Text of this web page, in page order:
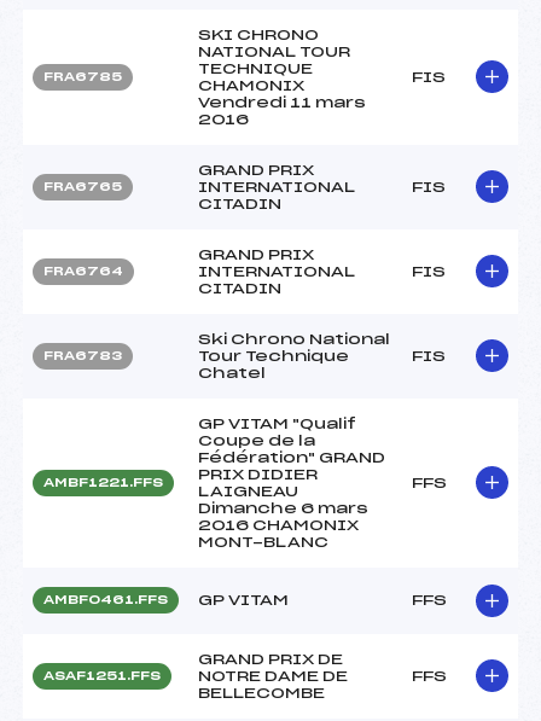
FRA6785
SKI CHRONO
NATIONAL TOUR
TECHNIQUE
CHAMONIX
Vendredi 11 mars
2016
FIS
FRA6765
GRAND PRIX
INTERNATIONAL
CITADIN
FIS
FRA6764
GRAND PRIX
INTERNATIONAL
CITADIN
FIS
FRA6783
Ski Chrono National
Tour Technique
Chatel
FIS
AMBF1221.FFS
GP VITAM "Qualif
Coupe de la
Fédération" GRAND
PRIX DIDIER
LAIGNEAU
Dimanche 6 mars
2016 CHAMONIX
MONT-BLANC
FFS
AMBF0461.FFS GP VITAM FFS
ASAF1251.FFS
GRAND PRIX DE
NOTRE DAME DE
BELLECOMBE
FFS